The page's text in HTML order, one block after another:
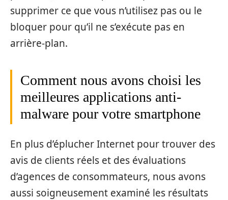
supprimer ce que vous n’utilisez pas ou le
bloquer pour qu’il ne s’exécute pas en
arrière-plan.
Comment nous avons choisi les
meilleures applications anti-
malware pour votre smartphone
En plus d’éplucher Internet pour trouver des
avis de clients réels et des évaluations
d’agences de consommateurs, nous avons
aussi soigneusement examiné les résultats